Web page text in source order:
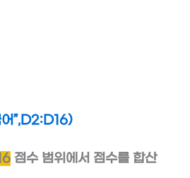
”,D2:D16)
점수 범위에서 점수를 합산